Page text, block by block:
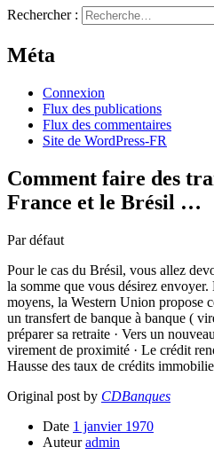
Rechercher :
Méta
Connexion
Flux des publications
Flux des commentaires
Site de WordPress-FR
Comment faire des
France et le Brésil …
Par défaut
Pour le cas du Brésil, vous allez
la somme que vous désirez
moyens, la Western Union propose
un transfert de banque à banque (
préparer sa retraite · Vers un
virement de proximité · Le crédit
Hausse des taux de crédits
Original post by CDBanques
Date 1 janvier 1970
Auteur admin